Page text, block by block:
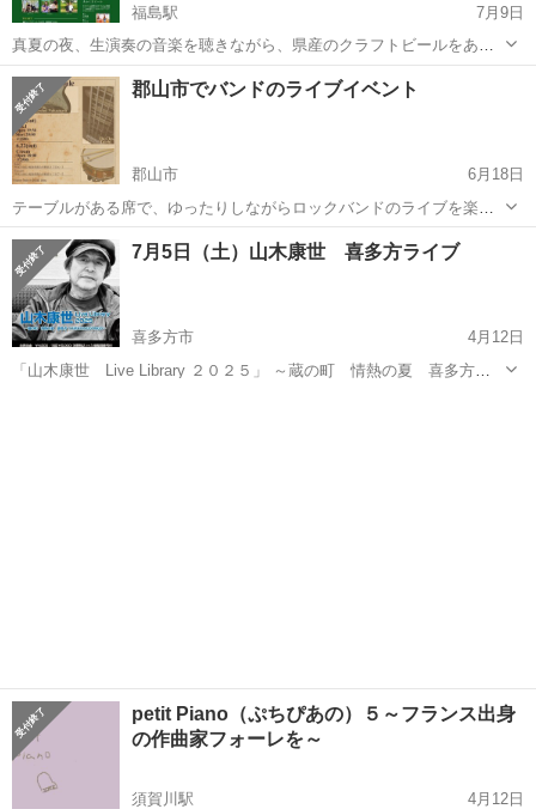
福島駅
7月9日
真夏の夜、生演奏の音楽を聴きながら、県産のクラフトビールをあじ
わってみませんか？ 福島県玉川村は、お米やくだもの、野菜などの農
産物が豊富なだけでなく、かつてはビールの原料となる「ホップ」が
栽培されていました。 その技術を...
福島 福島市 福島駅 コンサート/ショー 会場
郡山市でバンドのライブイベント
郡山市
6月18日
テーブルがある席で、ゆったりしながらロックバンドのライブを楽し
みませんか？ 6月21日に、郡山駅前富士館ビル内にありますM&Jとい
うお店でライブイベントがあります！ 30代〜60代ぐらいの演奏家たち
が、お店を賑やかし、ゆった...
福島 郡山市 コンサート/ショー ライブイベント
7月5日（土）山木康世 喜多方ライブ
喜多方市
4月12日
「山木康世 Live Library ２０２５」 ～蔵の町 情熱の夏 喜多方
petit Piano（ぷちぴあの）５～フランス出身
の作曲家フォーレを～
須賀川駅
4月12日